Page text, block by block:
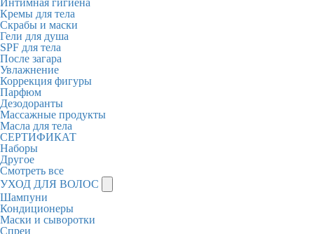
Интимная гигиена
Кремы для тела
Скрабы и маски
Гели для душа
SPF для тела
После загара
Увлажнение
Коррекция фигуры
Парфюм
Дезодоранты
Массажные продукты
Масла для тела
СЕРТИФИКАТ
Наборы
Другое
Смотреть все
УХОД ДЛЯ ВОЛОС
Шампуни
Кондиционеры
Маски и сыворотки
Спреи